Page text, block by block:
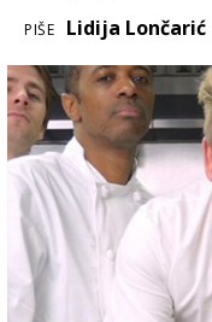
PIŠE Lidija Lončarić